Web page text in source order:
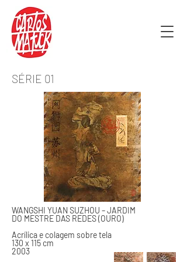
SÉRIE 01
WANGSHI YUAN SUZHOU – JARDIM
DO MESTRE DAS REDES (OURO)
Acrílica e colagem sobre tela
130 x 115 cm
2003